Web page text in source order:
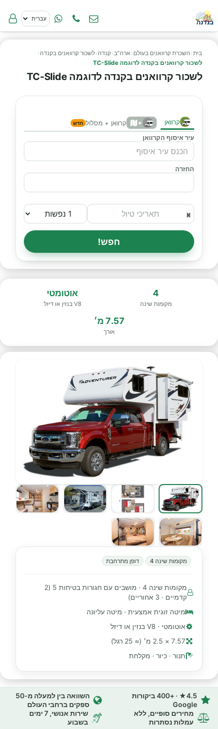
בית› השכרת קרוואנים בעולם › ארה"ב›קנדה ›לשכור קרוואנים בקנדה ›
לשכור קרוואנים בקנדה לדוגמה TC-Slide
לשכור קרוואנים בקנדה לדוגמה TC-Slide
קרוואן + קרוואן + מסלול חדש
עיר איסוף הקרוואן
החזרה
חפש!
4
מקומות שינה
אוטומטי
V8 בנזין או דיזל
7.57 מ׳
אורך
מקומות שינה 4 דופן מתרחבת
מקומות שינה 4 · מושבים עם חגורות בטיחות 5 (2
קדמיים · 3 אחוריים)
מיטה זוגית אמצעית · מיטה עליונה
אוטומטי · V8 בנזין או דיזל
7.57 × 2.5 מ׳ (≈ 25 רגל)
תנור · כיור · מקלחת
4.5★ · +400 ביקורות
Google
השוואה בין למעלה מ-50
ספקים ברחבי העולם
מחירים סופיים, ללא
עמלות נסתרות
שירות אנושי, 7 ימים
בשבוע